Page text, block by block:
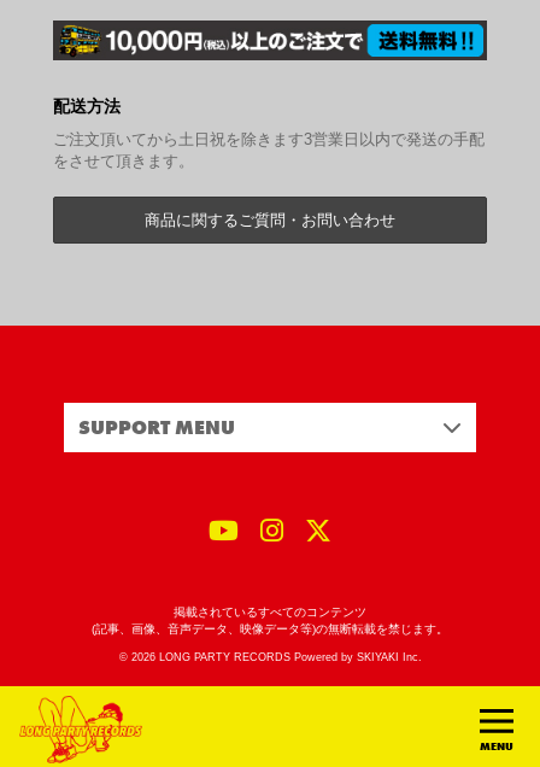
MENU
配送方法
ご注文頂いてから土日祝を除きます3営業日以内で発送の手配
をさせて頂きます。
商品に関するご質問・お問い合わせ
SUPPORT MENU
掲載されているすべてのコンテンツ
(記事、画像、音声データ、映像データ等)の無断転載を禁じます。
© 2026 LONG PARTY RECORDS Powered by SKIYAKI Inc.